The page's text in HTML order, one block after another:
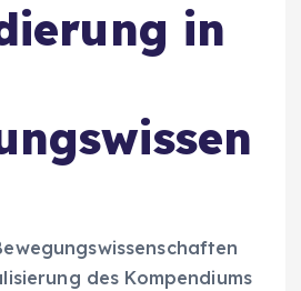
in
des Kompendiums